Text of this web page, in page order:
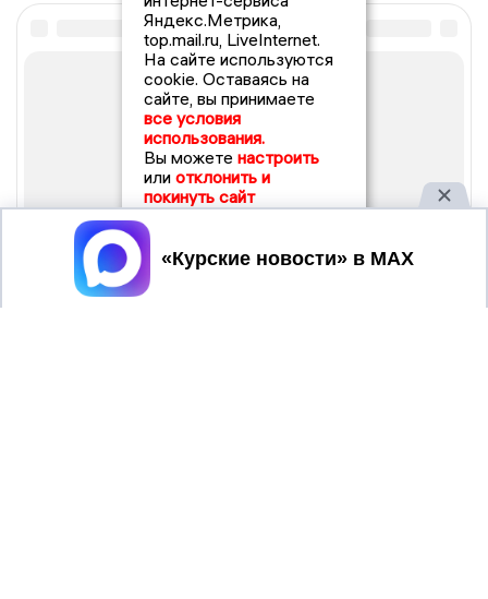
Яндекс.Метрика,
top.mail.ru, LiveInternet.
На сайте используются
cookie. Оставаясь на
сайте, вы принимаете
все условия
использования.
Вы можете настроить
или отклонить и
покинуть сайт
Принять